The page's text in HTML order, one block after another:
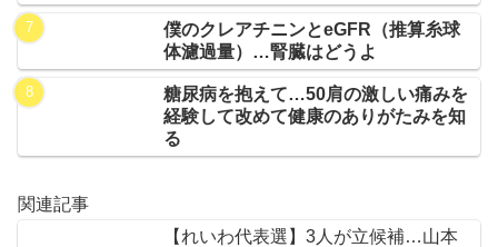
僕のクレアチニンとeGFR（推算糸球
体濾過量）…腎臓はどうよ
糖尿病を抱えて…50肩の激しい痛みを
経験して改めて健康のありがたみを知
る
関連記事
【れいわ代表選】3人が立候補…山本